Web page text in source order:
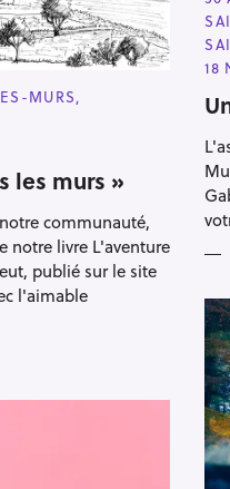
MURS
les murs »
communauté,
notre livre L'aventure
publié sur le site
l'aimable
A
T
E
G
O
I
E
S
18